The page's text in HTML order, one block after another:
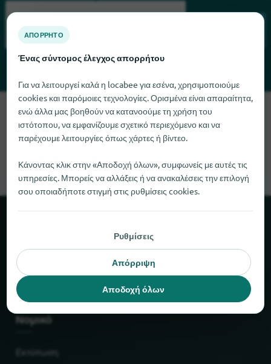
Λυπούμαστε, δεν μπορούμε να βρούμε το NO:CARRIER αυτή
τη στιγμή. Αν γνωρίζετε πού μπορείτε να βρείτε το
NO:CARRIER, θα χαρούμε πολύ αν μας ενημερώσετε.
Στοιχεία και αριθμοί
Συνεργάτες
Νομικό
Εκτύπωση
ΑΠΌΡΡΗΤΟ
Ένας σύντομος έλεγχος απορρήτου
Για να λειτουργεί καλά η locabee για εσένα, χρησιμοποιούμε
cookies και παρόμοιες τεχνολογίες. Ορισμένα είναι απαραίτητα,
ενώ άλλα μας βοηθούν να κατανοούμε τη χρήση του
ιστότοπου, να εμφανίζουμε σχετικό περιεχόμενο και να
παρέχουμε λειτουργίες όπως χάρτες ή βίντεο.
Κάνοντας κλικ στην «Αποδοχή όλων», συμφωνείς με αυτές τις
υπηρεσίες. Μπορείς να αλλάξεις ή να ανακαλέσεις την επιλογή
σου οποιαδήποτε στιγμή στις ρυθμίσεις cookies.
Ρυθμίσεις
Απόρριψη
Αποδοχή όλων